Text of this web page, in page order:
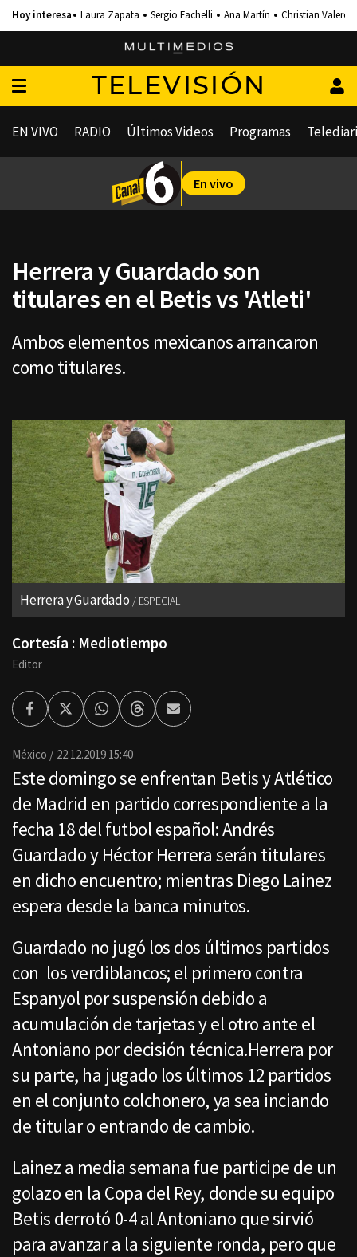
Laura Zapata Sergio Fachelli Ana Martín Christian Valero
TELEVISIÓN
EN VIVO RADIO Últimos Videos Programas
En vivo
Herrera y Guardado son
titulares en el Betis vs 'Atleti'
Ambos elementos mexicanos arrancaron
como titulares.
Herrera y Guardado ESPECIAL
Cortesía : Mediotiempo
Editor
FacebookTwitterWhatsappThreadsEnviar
por
México 22.12.2019 15:40
Este domingo se enfrentan Betis y Atlético
de Madrid en partido correspondiente a la
fecha 18 del futbol español: Andrés
Guardado y Héctor Herrera serán titulares
en dicho encuentro; mientras Diego Lainez
espera desde la banca minutos.
Guardado no jugó los dos últimos partidos
con los verdiblancos; el primero contra
Espanyol por suspensión debido a
acumulación de tarjetas y el otro ante el
Antoniano por decisión técnica.Herrera por
su parte, ha jugado los últimos 12 partidos
en el conjunto colchonero, ya sea inciando
de titular o entrando de cambio.
Lainez a media semana fue participe de un
golazo en la Copa del Rey, donde su equipo
Betis derrotó 0-4 al Antoniano que sirvió
para avanzar a la siguiente ronda, pero que